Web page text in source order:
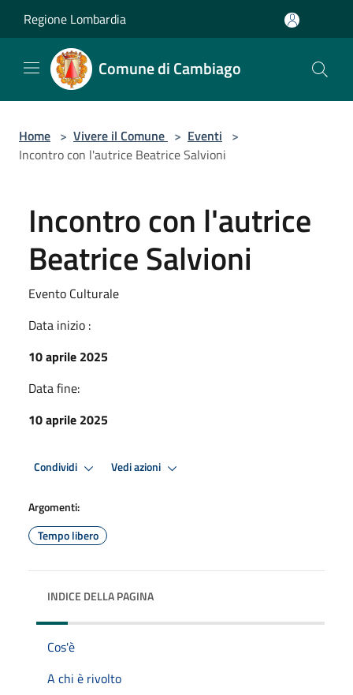
Regione Lombardia
Comune di Cambiago
Home > Vivere il Comune > Eventi >
Incontro con l'autrice Beatrice Salvioni
Incontro con l'autrice
Beatrice Salvioni
Evento Culturale
Data inizio :
10 aprile 2025
Data fine:
10 aprile 2025
Condividi Vedi azioni
Argomenti:
Tempo libero
INDICE DELLA PAGINA
Cos'è
A chi è rivolto